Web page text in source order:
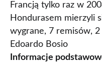
Francją tylko raz w
Hondurasem mierzyli
wygrane, 7 remisów, 2
Edoardo Bosio
Informacje